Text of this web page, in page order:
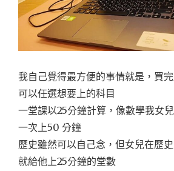
我自己覺得最方便的事情就是，買
可以任選想要上的科目
一堂課以25分鐘計算，像數學我女
一次上50 分鐘
歷史雖然可以自己念，但女兒在歷
就給他上25分鐘的堂數